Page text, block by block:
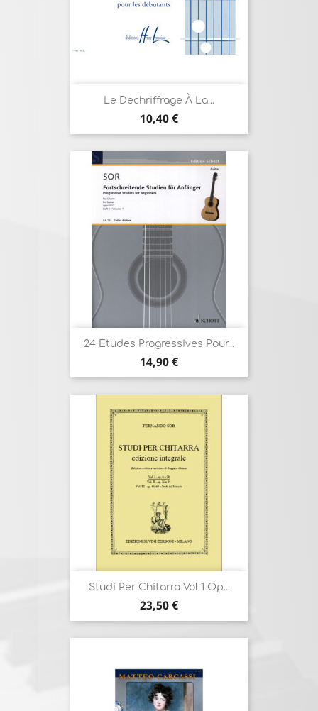
Le Dechriffrage À La...
Prix
10,40 €
24 Etudes Progressives Pour...
Prix
14,90 €
Studi Per Chitarra Vol 1 Op...
Prix
23,50 €